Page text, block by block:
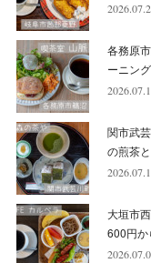
(2)
(8)
(4)
(7)
(4)
(10)
(10)
(6)
(6)
(5)
(6)
(8)
(8)
(8)
(9)
(9)
(9)
(7)
(11)
(16)
(9)
(13)
(8)
(6)
(12)
(6)
各務原
ーニン
関市武
の煎茶
大垣市
600円